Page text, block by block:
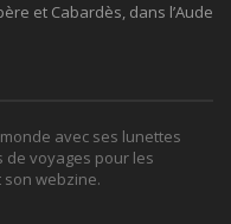
et Cabardès, dans l’Aude
avec ses lunettes
de voyages pour les
webzine.